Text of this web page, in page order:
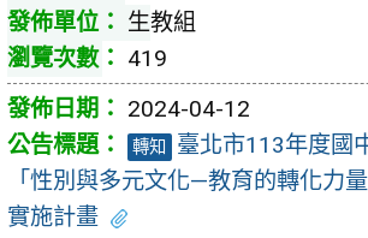
生教組
419
2024-04-12
轉知
臺北市113年度國
「性別與多元文化—教育的轉化力
實施計畫